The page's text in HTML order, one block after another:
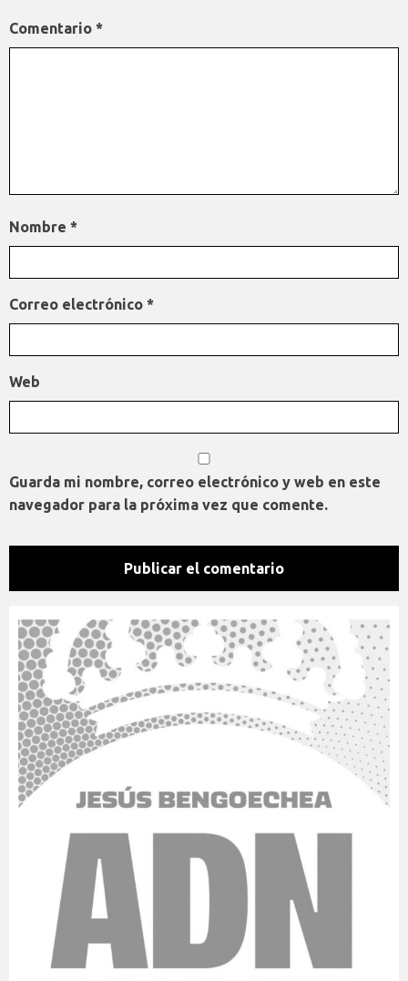
Comentario *
Nombre *
Correo electrónico *
Web
Guarda mi nombre, correo electrónico y web en este
navegador para la próxima vez que comente.